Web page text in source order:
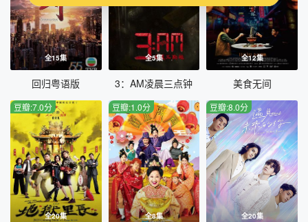
全15集
回归粤语版
全5集
3：AM凌晨三点钟
全12集
美食无间
全20集
豆瓣:7.0分
全8集
豆瓣:1.0分
全20集
豆瓣:8.0分